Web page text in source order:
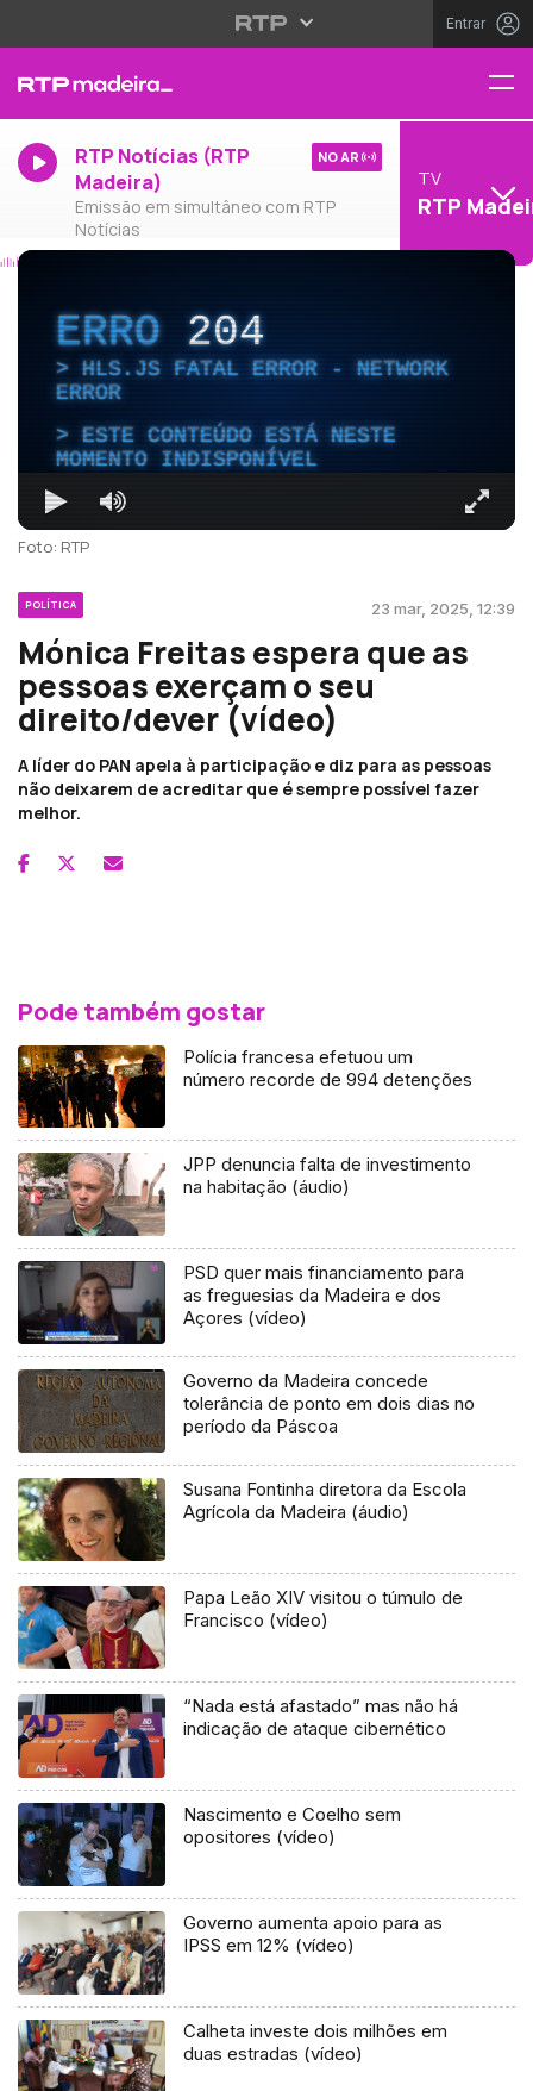
Entrar
RTP Notícias (RTP
Madeira)
Emissão em simultâneo com RTP
Notícias
NO AR
TV
RTP
ERRO204
HLS.JS FATAL ERROR - NETWORK
ERROR
ESTE CONTEÚDO ESTÁ NESTE
MOMENTO INDISPONÍVEL
Foto: RTP
POLÍTICA 23 mar, 2025, 12:39
Mónica Freitas espera que as
pessoas exerçam o seu
direito/dever (vídeo)
A líder do PAN apela à participação e diz para as pessoas
não deixarem de acreditar que é sempre possível fazer
melhor.
Pode também gostar
Polícia francesa efetuou um
número recorde de 994 detenções
JPP denuncia falta de investimento
na habitação (áudio)
PSD quer mais financiamento para
as freguesias da Madeira e dos
Açores (vídeo)
Governo da Madeira concede
tolerância de ponto em dois dias no
período da Páscoa
Susana Fontinha diretora da Escola
Agrícola da Madeira (áudio)
Papa Leão XIV visitou o túmulo de
Francisco (vídeo)
“Nada está afastado” mas não há
indicação de ataque cibernético
Nascimento e Coelho sem
opositores (vídeo)
Governo aumenta apoio para as
IPSS em 12% (vídeo)
Calheta investe dois milhões em
duas estradas (vídeo)